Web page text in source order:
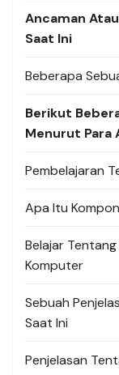
Ancaman
Saat Ini
Beberapa
Berikut
Menurut Para
Pembelajaran
Apa Itu
Belajar
Komputer
Sebuah
Saat Ini
Penjelasan